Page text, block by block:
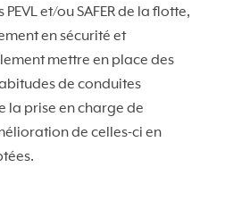
et/ou SAFER de la flotte,
en sécurité et
mettre en place des
de conduites
la prise en charge de
de celles-ci en